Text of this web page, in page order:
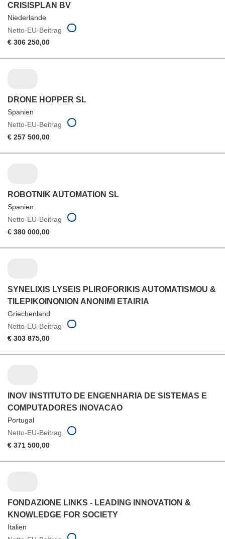
CRISISPLAN BV
Niederlande
Netto-EU-Beitrag
€ 306 250,00
DRONE HOPPER SL
Spanien
Netto-EU-Beitrag
€ 257 500,00
ROBOTNIK AUTOMATION SL
Spanien
Netto-EU-Beitrag
€ 380 000,00
SYNELIXIS LYSEIS PLIROFORIKIS AUTOMATISMOU &
TILEPIKOINONION ANONIMI ETAIRIA
Griechenland
Netto-EU-Beitrag
€ 303 875,00
INOV INSTITUTO DE ENGENHARIA DE SISTEMAS E
COMPUTADORES INOVACAO
Portugal
Netto-EU-Beitrag
€ 371 500,00
FONDAZIONE LINKS - LEADING INNOVATION &
KNOWLEDGE FOR SOCIETY
Italien